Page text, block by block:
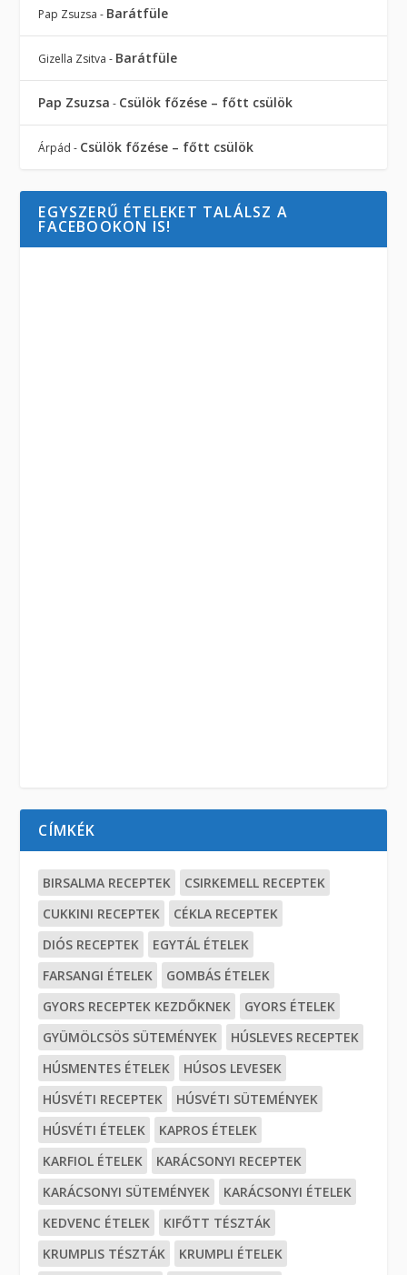
Pap Zsuzsa - Barátfüle
Gizella Zsitva - Barátfüle
Pap Zsuzsa - Csülök főzése – főtt csülök
Árpád - Csülök főzése – főtt csülök
EGYSZERŰ ÉTELEKET TALÁLSZ A
FACEBOOKON IS!
CÍMKÉK
BIRSALMA RECEPTEK
CSIRKEMELL RECEPTEK
CUKKINI RECEPTEK
CÉKLA RECEPTEK
DIÓS RECEPTEK
EGYTÁL ÉTELEK
FARSANGI ÉTELEK
GOMBÁS ÉTELEK
GYORS RECEPTEK KEZDŐKNEK
GYORS ÉTELEK
GYÜMÖLCSÖS SÜTEMÉNYEK
HÚSLEVES RECEPTEK
HÚSMENTES ÉTELEK
HÚSOS LEVESEK
HÚSVÉTI RECEPTEK
HÚSVÉTI SÜTEMÉNYEK
HÚSVÉTI ÉTELEK
KAPROS ÉTELEK
KARFIOL ÉTELEK
KARÁCSONYI RECEPTEK
KARÁCSONYI SÜTEMÉNYEK
KARÁCSONYI ÉTELEK
KEDVENC ÉTELEK
KIFŐTT TÉSZTÁK
KRUMPLIS TÉSZTÁK
KRUMPLI ÉTELEK